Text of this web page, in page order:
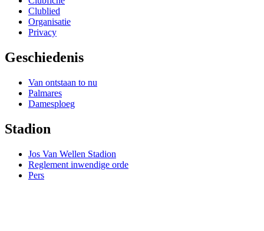
Menu
Clublied
Organisatie
Privacy
Geschiedenis
Main
Menu
Van ontstaan to nu
Palmares
Damesploeg
Stadion
Main
Menu
Jos Van Wellen Stadion
Reglement inwendige orde
Pers